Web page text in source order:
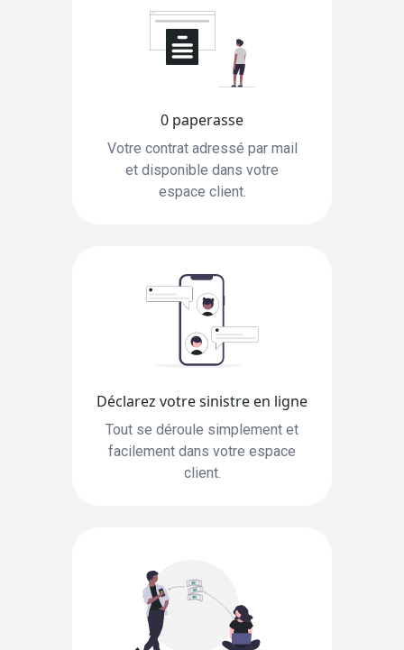
0 paperasse
Votre contrat adressé par mail
et disponible dans votre
espace client.
Déclarez votre sinistre en ligne
Tout se déroule simplement et
facilement dans votre espace
client.